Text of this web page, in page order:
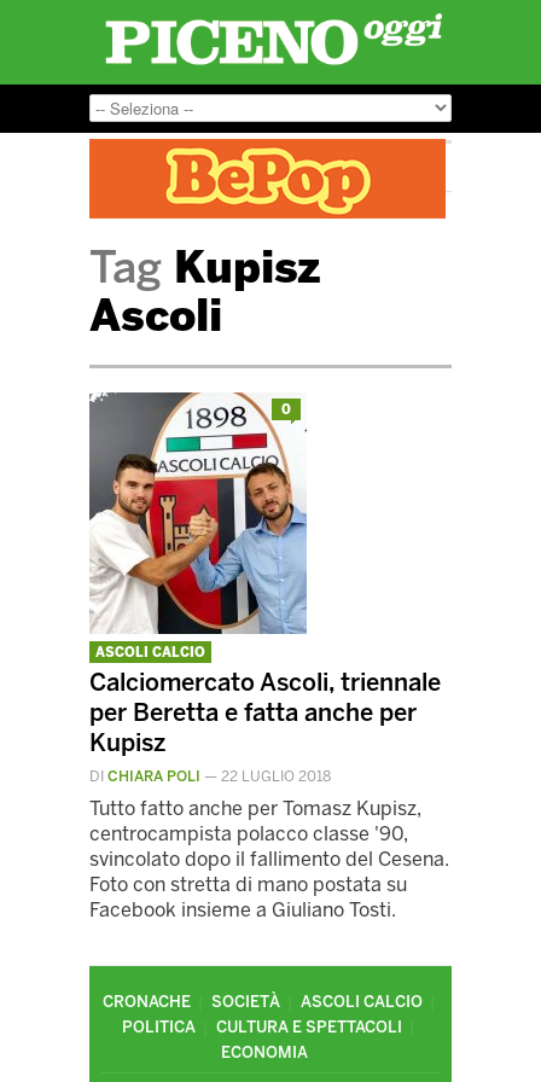
Tag Kupisz
Ascoli
0
ASCOLI CALCIO
Calciomercato Ascoli, triennale
per Beretta e fatta anche per
Kupisz
DI CHIARA POLI — 22 LUGLIO 2018
Tutto fatto anche per Tomasz Kupisz,
centrocampista polacco classe '90,
svincolato dopo il fallimento del Cesena.
Foto con stretta di mano postata su
Facebook insieme a Giuliano Tosti.
CRONACHE SOCIETÀ
ASCOLI CALCIO
POLITICA
CULTURA E SPETTACOLI
ECONOMIA